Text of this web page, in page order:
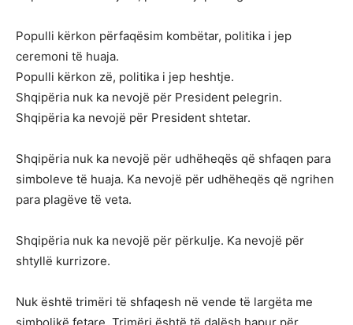
Populli kërkon përfaqësim kombëtar, politika i jep
ceremoni të huaja.
Populli kërkon zë, politika i jep heshtje.
Shqipëria nuk ka nevojë për President pelegrin.
Shqipëria ka nevojë për President shtetar.
Shqipëria nuk ka nevojë për udhëheqës që shfaqen para
simboleve të huaja. Ka nevojë për udhëheqës që ngrihen
para plagëve të veta.
Shqipëria nuk ka nevojë për përkulje. Ka nevojë për
shtyllë kurrizore.
Nuk është trimëri të shfaqesh në vende të largëta me
simbolikë fetare. Trimëri është të dalësh hapur për